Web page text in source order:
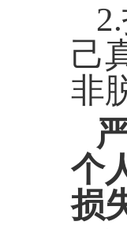
己
非
个
损